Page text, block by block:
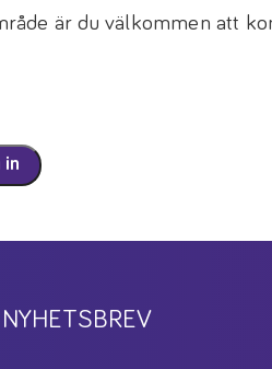
är du välkommen att
in